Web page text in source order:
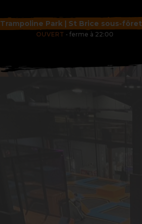
Trampoline Park | St Brice sous-fôret
OUVERT - ferme à 22:00